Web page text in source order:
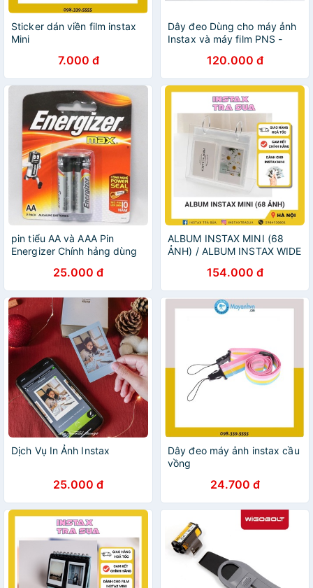
Sticker dán viền film instax
Mini
7.000 đ
Dây đeo Dùng cho máy ảnh
Instax và máy film PNS -
120.000 đ
pin tiểu AA và AAA Pin
Energizer Chính hảng dùng
ảnh instax mini25.000 đ
ALBUM INSTAX MINI (68
ẢNH) / ALBUM INSTAX WIDE
154.000 đ
Dịch Vụ In Ảnh Instax
25.000 đ
Dây đeo máy ảnh instax cầu
vồng
24.700 đ